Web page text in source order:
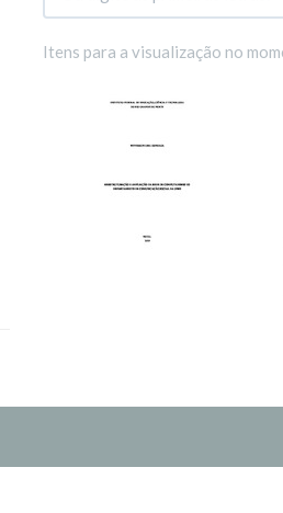
Itens para a visualização no